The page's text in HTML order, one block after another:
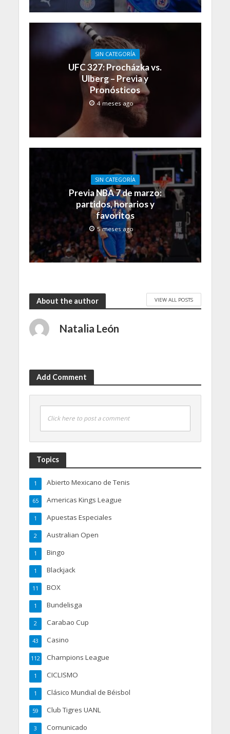
SIN CATEGORÍA
UFC 327: Procházka vs.
Ulberg – Previa y
Pronósticos
4 meses ago
SIN CATEGORÍA
Previa NBA 7 de marzo:
partidos, horarios y
favoritos
5 meses ago
About the author VIEW ALL POSTS
Natalia León
Add Comment
Click here to post a comment
Topics
Abierto Mexicano de Tenis
1
Americas Kings League
65
Apuestas Especiales
1
Australian Open
2
Bingo
1
Blackjack
1
BOX
11
Bundelisga
1
Carabao Cup
2
Casino
43
Champions League
112
CICLISMO
1
Clásico Mundial de Béisbol
1
Club Tigres UANL
59
Comunicado
3